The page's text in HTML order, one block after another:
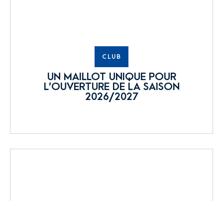
CLUB
UN MAILLOT UNIQUE POUR
L’OUVERTURE DE LA SAISON
2026/2027